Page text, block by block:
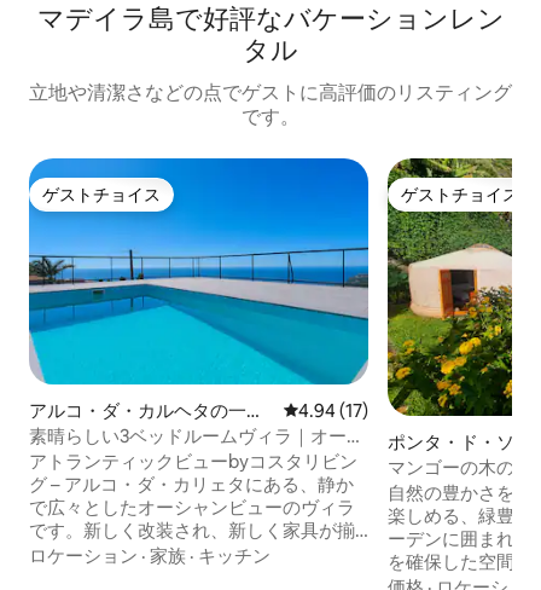
マデイラ島で好評なバケーションレン
タル
立地や清潔さなどの点でゲストに高評価のリスティング
です。
ゲストチョイス
ゲストチョイス
アルコ・ダ・カルヘタの一軒
家
レビュー17件、5つ星中4.94つ
4.94 (17)
素晴らしい3ベッドルームヴィラ｜オーシ
ャンビュー、専用プール
アトランティックビューbyコスタリビン
グ – アルコ・ダ・カリェタにある、静か
で広々としたオーシャンビューのヴィラ
です。新しく改装され、新しく家具が揃
った3ベッドルームの家（9人宿泊可能）
ロケーション · 家族 · キッチン
ゲストチョイス
ゲストチョイス
ポンタ・ド・ソル
マンゴーの木の近
む、秘密の楽園で
自然の豊かさを目
楽しめる、緑豊か
ーデンに囲まれた
を確保した空間で
Canto das Fontes